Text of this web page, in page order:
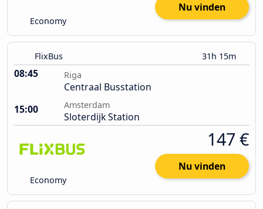
Economy
Nu vinden
FlixBus 31h 15m
08:45 Riga
Centraal Busstation
15:00
Amsterdam
Sloterdijk Station
Economy
147 €
Nu vinden